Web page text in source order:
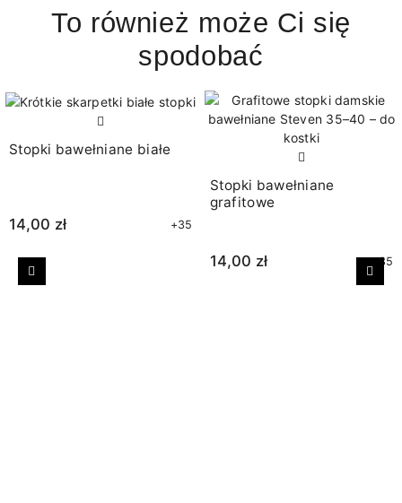
To również może Ci się
spodobać
Stopki bawełniane białe
14,00 zł +35
Stopki bawełniane
grafitowe
14,00 zł +35
Poprzedni